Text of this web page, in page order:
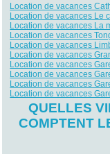
Location de vacances
Location de vacances Le
Location de vacances La
Location de vacances
Location de vacances
Location de vacances
Location de vacances
Location de vacances
Location de vacances
Location de vacances
QUELLES
COMPTENT